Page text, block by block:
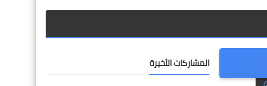
المشاركات الأخيرة